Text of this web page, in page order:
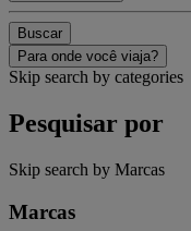
Buscar
Para onde você viaja?
Skip search by categories
Pesquisar por
Skip search by Marcas
Marcas